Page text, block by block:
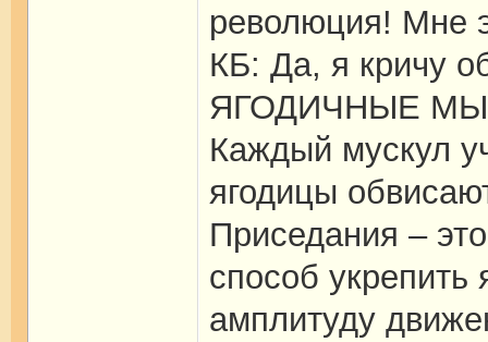
революция! Мне
КБ: Да, я кричу
ЯГОДИЧНЫЕ
Каждый мускул
ягодицы
Приседания –
способ
амплитуду